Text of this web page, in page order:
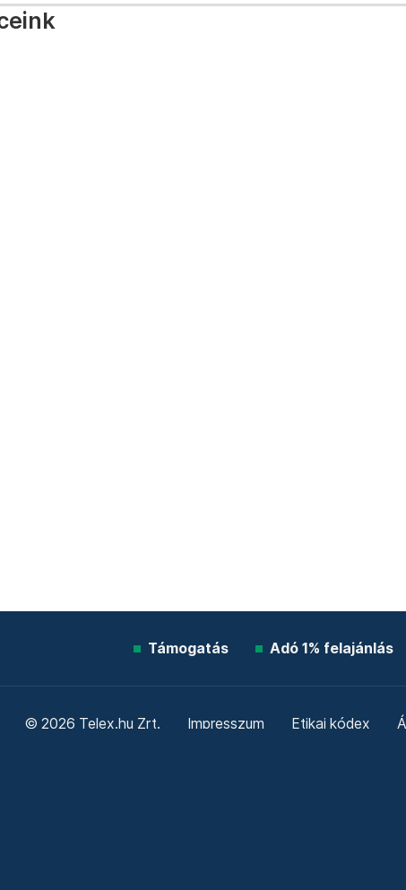
Támogatás Adó 1% felajánlás
© 2026 Telex.hu Zrt. Impresszum Etikai kódex